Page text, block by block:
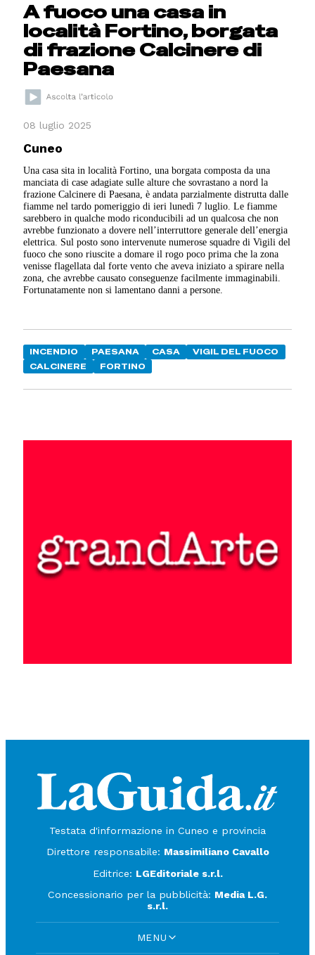
A fuoco una casa in
località Fortino, borgata
di frazione Calcinere di
Paesana
08 luglio 2025
Cuneo
Una casa sita in località Fortino, una borgata composta da una
manciata di case adagiate sulle alture che sovrastano a nord la
frazione Calcinere di Paesana, è andata parzialmente distrutta dalle
fiamme nel tardo pomeriggio di ieri lunedì 7 luglio. Le fiamme
sarebbero in qualche modo riconducibili ad un qualcosa che non
avrebbe funzionato a dovere nell’interruttore generale dell’energia
elettrica. Sul posto sono intervenute numerose squadre di Vigili del
fuoco che sono riuscite a domare il rogo poco prima che la zona
venisse flagellata dal forte vento che aveva iniziato a spirare nella
zona, che avrebbe causato conseguenze facilmente immaginabili.
Fortunatamente non si lamentano danni a persone.
INCENDIO PAESANA CASA
VIGIL DEL FUOCO
CALCINERE
FORTINO
Testata d'informazione in Cuneo e provincia
Direttore responsabile: Massimiliano Cavallo
Editrice: LGEditoriale s.r.l.
Concessionario per la pubblicità: Media L.G.
s.r.l.
MENU